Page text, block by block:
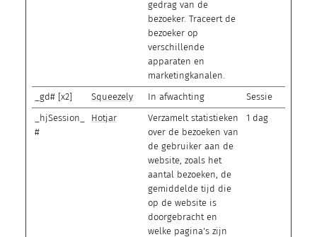
gedrag van de
bezoeker. Traceert de
bezoeker op
verschillende
apparaten en
marketingkanalen.
_gd# [x2] Squeezely In afwachting
Sessie
_hjSession_
#
Hotjar
Verzamelt statistieken
over de bezoeken van
de gebruiker aan de
website, zoals het
aantal bezoeken, de
gemiddelde tijd die
op de website is
doorgebracht en
welke pagina's zijn
1 dag